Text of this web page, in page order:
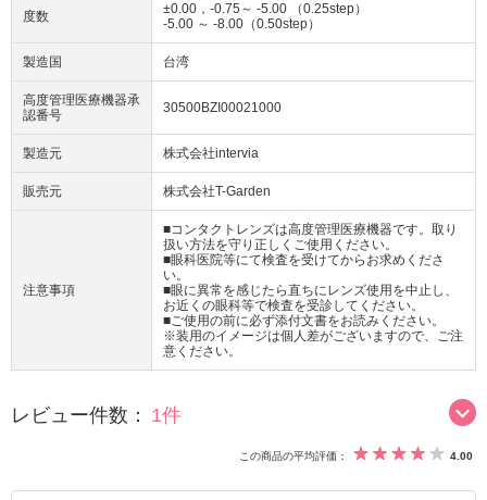
度数
±0.00，-0.75～ -5.00 （0.25step）
-5.00 ～ -8.00（0.50step）
製造国 台湾
高度管理医療機器承
認番号
30500BZI00021000
製造元 株式会社intervia
販売元 株式会社T-Garden
注意事項
■コンタクトレンズは高度管理医療機器です。取り
扱い方法を守り正しくご使用ください。
■眼科医院等にて検査を受けてからお求めくださ
い。
■眼に異常を感じたら直ちにレンズ使用を中止し、
お近くの眼科等で検査を受診してください。
■ご使用の前に必ず添付文書をお読みください。
※装用のイメージは個人差がございますので、ご注
意ください。
レビュー件数： 1件
この商品の平均評価： 4.00